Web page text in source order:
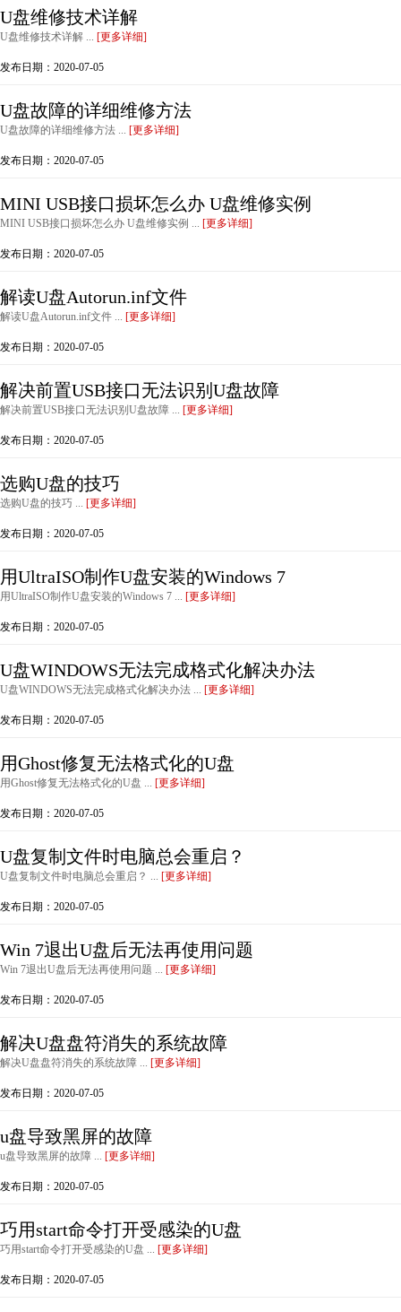
U盘维修技术详解
U盘维修技术详解 ... [更多详细]
发布日期：2020-07-05
U盘故障的详细维修方法
U盘故障的详细维修方法 ... [更多详细]
发布日期：2020-07-05
MINI USB接口损坏怎么办 U盘维修实例
MINI USB接口损坏怎么办 U盘维修实例 ... [更多详细]
发布日期：2020-07-05
解读U盘Autorun.inf文件
解读U盘Autorun.inf文件 ... [更多详细]
发布日期：2020-07-05
解决前置USB接口无法识别U盘故障
解决前置USB接口无法识别U盘故障 ... [更多详细]
发布日期：2020-07-05
选购U盘的技巧
选购U盘的技巧 ... [更多详细]
发布日期：2020-07-05
用UltraISO制作U盘安装的Windows 7
用UltraISO制作U盘安装的Windows 7 ... [更多详细]
发布日期：2020-07-05
U盘WINDOWS无法完成格式化解决办法
U盘WINDOWS无法完成格式化解决办法 ... [更多详细]
发布日期：2020-07-05
用Ghost修复无法格式化的U盘
用Ghost修复无法格式化的U盘 ... [更多详细]
发布日期：2020-07-05
U盘复制文件时电脑总会重启？
U盘复制文件时电脑总会重启？ ... [更多详细]
发布日期：2020-07-05
Win 7退出U盘后无法再使用问题
Win 7退出U盘后无法再使用问题 ... [更多详细]
发布日期：2020-07-05
解决U盘盘符消失的系统故障
解决U盘盘符消失的系统故障 ... [更多详细]
发布日期：2020-07-05
u盘导致黑屏的故障
u盘导致黑屏的故障 ... [更多详细]
发布日期：2020-07-05
巧用start命令打开受感染的U盘
巧用start命令打开受感染的U盘 ... [更多详细]
发布日期：2020-07-05